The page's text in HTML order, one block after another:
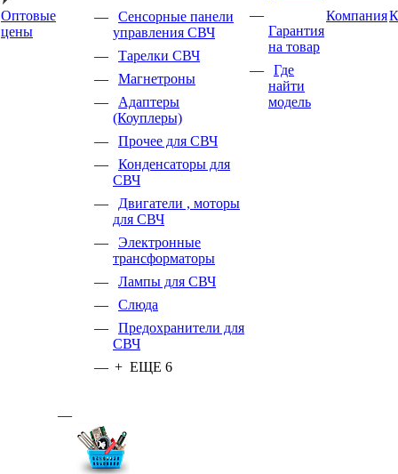
Оптовые
цены
Сенсорные панели
управления СВЧ
Тарелки СВЧ
Магнетроны
Адаптеры
(Коуплеры)
Прочее для СВЧ
Конденсаторы для
СВЧ
Двигатели , моторы
для СВЧ
Электронные
трансформаторы
Лампы для СВЧ
Слюда
Предохранители для
СВЧ
+ ЕЩЕ 6
Гарантия
на товар
Где
найти
модель
Компания